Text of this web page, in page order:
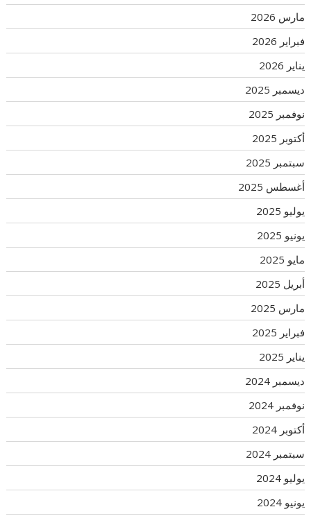
مارس 2026
فبراير 2026
يناير 2026
ديسمبر 2025
نوفمبر 2025
أكتوبر 2025
سبتمبر 2025
أغسطس 2025
يوليو 2025
يونيو 2025
مايو 2025
أبريل 2025
مارس 2025
فبراير 2025
يناير 2025
ديسمبر 2024
نوفمبر 2024
أكتوبر 2024
سبتمبر 2024
يوليو 2024
يونيو 2024